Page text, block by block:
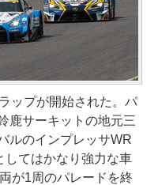
ップが開始された。パ
鹿サーキットの地元三
ルのインプレッサWR
してはかなり強力な車
が1周のパレードを終